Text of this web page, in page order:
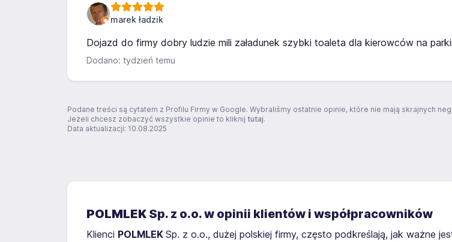
marek ładzik
Dojazd do firmy dobry ludzie mili załadunek szybki toaleta dla kierowców na
Dodano: tydzień temu
Podane treści są cytatem z Profilu Firmy w Google. Wybraliśmy ostatnie opinie, które nie mają skrajnych
Jeżeli chcesz zobaczyć wszystkie opinie to kliknij tutaj.
Data aktualizacji: 10.08.2025
POLMLEK Sp. z o.o. w opinii klientów i współpracowników
Klienci POLMLEK Sp. z o.o., dużej polskiej firmy, często podkreślają, jak ważne